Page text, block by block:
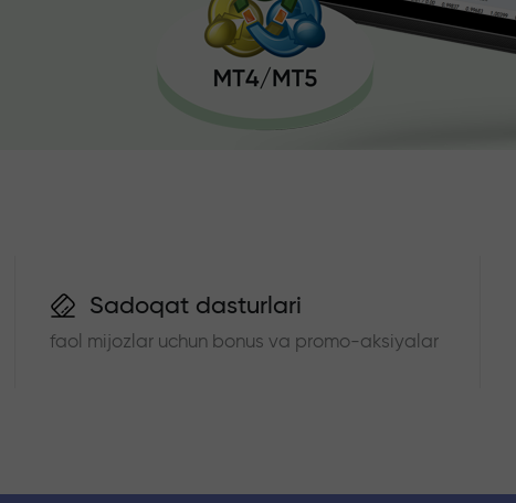
Sadoqat dasturlari
faol mijozlar uchun bonus va promo-aksiyalar